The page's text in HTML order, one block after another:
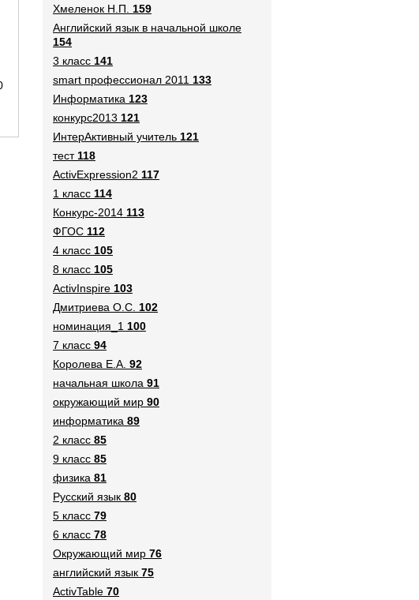
Хмеленок Н.П.
159
Английский язык в начальной школе
154
3 класс 141
smart профессионал 2011 133
Информатика 123
конкурс2013 121
ИнтерАктивный учитель 121
тест118
ActivExpression2 117
1 класс 114
Конкурс-2014 113
ФГОС 112
4 класс 105
8 класс 105
ActivInspire 103
Дмитриева О.С. 102
номинация_1 100
7 класс 94
Королева Е.А. 92
начальная школа 91
окружающий мир 90
информатика 89
2 класс 85
9 класс 85
физика 81
Русский язык 80
5 класс 79
6 класс 78
Окружающий мир 76
английский язык 75
ActivTable 70